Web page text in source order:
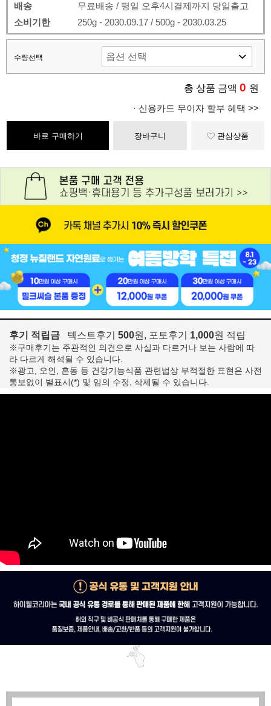
배송
무료배송 / 평일 오후4시결제까지 당일출고
소비기한
250g - 2030.09.17 / 500g - 2030.03.25
수량선택
총 상품 금액 0 원
· 신용카드 무이자 할부 혜택 >>
바로 구매하기 장바구니 관심상품
후기 적립금 텍스트후기 500원, 포토후기 1,000원 적립
※구매후기는 주관적인 의견으로 사실과 다르거나 보는 사람에 따
라 다르게 해석될 수 있습니다.
※광고, 오인, 혼동 등 건강기능식품 관련법상 부적절한 표현은 사전
통보없이 별표시(*) 및 임의 수정, 삭제될 수 있습니다.